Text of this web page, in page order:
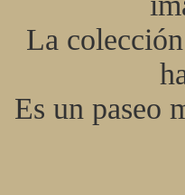
La
Es un paseo